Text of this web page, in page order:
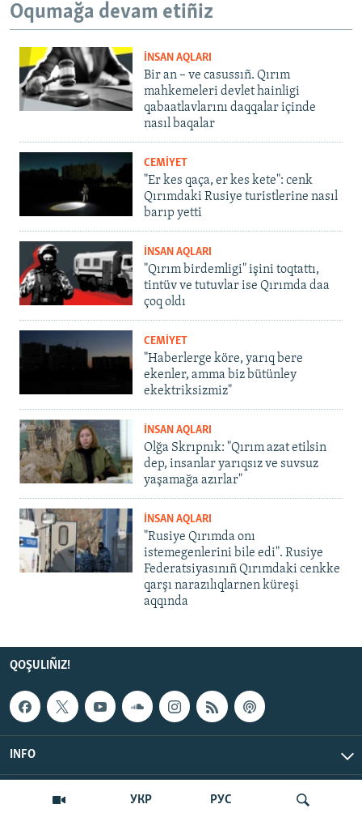
УКР РУС
Oqumağa devam etiñiz
İNSAN AQLARI
Bir an – ve casussıñ. Qırım
mahkemeleri devlet hainligi
qabaatlavlarını daqqalar içinde
nasıl baqalar
CEMİYET
"Er kes qaça, er kes kete": cenk
Qırımdaki Rusiye turistlerine nasıl
barıp yetti
İNSAN AQLARI
"Qırım birdemligi" işini toqtattı,
tintüv ve tutuvlar ise Qırımda daa
çoq oldı
CEMİYET
"Haberlerge köre, yarıq bere
ekenler, amma biz bütünley
ekektriksizmiz"
İNSAN AQLARI
Olğa Skrıpnık: "Qırım azat etilsin
dep, insanlar yarıqsız ve suvsuz
yaşamağa azırlar"
İNSAN AQLARI
"Rusiye Qırımda onı
istemegenlerini bile edi". Rusiye
Federatsiyasınıñ Qırımdaki cenkke
qarşı narazılıqlarnen küreşi
aqqında
QOŞULIÑIZ!
INFO
© Qırım.Aqiqat, 2026 | All Rights Reserved.